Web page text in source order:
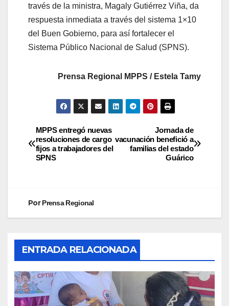
través de la ministra, Magaly Gutiérrez Viña, da
respuesta inmediata a través del sistema 1×10
del Buen Gobierno, para así fortalecer el
Sistema Público Nacional de Salud (SPNS).
Prensa Regional MPPS / Estela Tamy
Jornada de
vacunación benefició a
familias del estado
Guárico
MPPS entregó nuevas
resoluciones de cargo
fijos a trabajadores del
SPNS
PorPrensa Regional
ENTRADA RELACIONADA